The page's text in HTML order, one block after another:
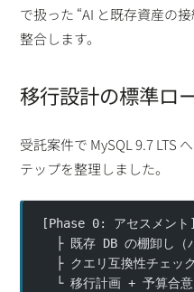
で扱った “AI と既存資産の
整合します。
移行設計の標準ロ
受託案件で MySQL 9.7 LTS
テップを整理しました。
[Phase 0: アセスメン
├ 既存 DB の棚卸し（
├ クエリ互換性チェッ
  └ 移行計画 + 予算合意